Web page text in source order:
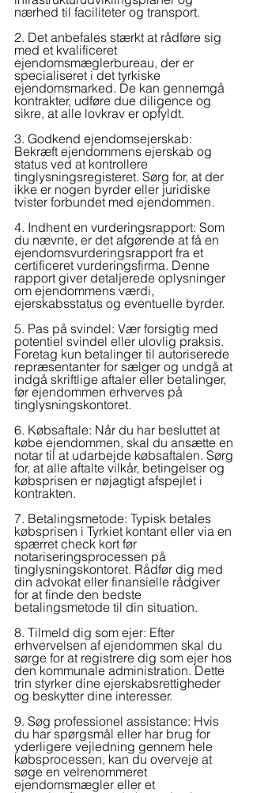
nærhed til faciliteter og transport.
2. Det anbefales stærkt at rådføre sig
med et kvalificeret
ejendomsmæglerbureau, der er
specialiseret i det tyrkiske
ejendomsmarked. De kan gennemgå
kontrakter, udføre due diligence og
sikre, at alle lovkrav er opfyldt.
3. Godkend ejendomsejerskab:
Bekræft ejendommens ejerskab og
status ved at kontrollere
tinglysningsregisteret. Sørg for, at der
ikke er nogen byrder eller juridiske
tvister forbundet med ejendommen.
4. Indhent en vurderingsrapport: Som
du nævnte, er det afgørende at få en
ejendomsvurderingsrapport fra et
certificeret vurderingsfirma. Denne
rapport giver detaljerede oplysninger
om ejendommens værdi,
ejerskabsstatus og eventuelle byrder.
5. Pas på svindel: Vær forsigtig med
potentiel svindel eller ulovlig praksis.
Foretag kun betalinger til autoriserede
repræsentanter for sælger og undgå at
indgå skriftlige aftaler eller betalinger,
før ejendommen erhverves på
tinglysningskontoret.
6. Købsaftale: Når du har besluttet at
købe ejendommen, skal du ansætte en
notar til at udarbejde købsaftalen. Sørg
for, at alle aftalte vilkår, betingelser og
købsprisen er nøjagtigt afspejlet i
kontrakten.
7. Betalingsmetode: Typisk betales
købsprisen i Tyrkiet kontant eller via en
spærret check kort før
notariseringsprocessen på
tinglysningskontoret. Rådfør dig med
din advokat eller finansielle rådgiver
for at finde den bedste
betalingsmetode til din situation.
8. Tilmeld dig som ejer: Efter
erhvervelsen af ejendommen skal du
sørge for at registrere dig som ejer hos
den kommunale administration. Dette
trin styrker dine ejerskabsrettigheder
og beskytter dine interesser.
9. Søg professionel assistance: Hvis
du har spørgsmål eller har brug for
yderligere vejledning gennem hele
købsprocessen, kan du overveje at
søge en velrenommeret
ejendomsmægler eller et